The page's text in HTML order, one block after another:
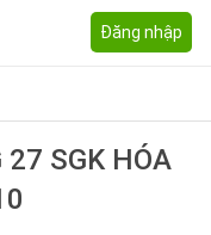
Đăng nhập
SGK HÓA